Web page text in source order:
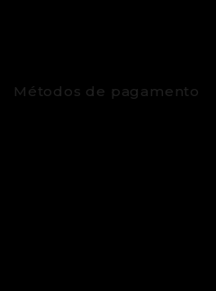
Métodos de pagamento